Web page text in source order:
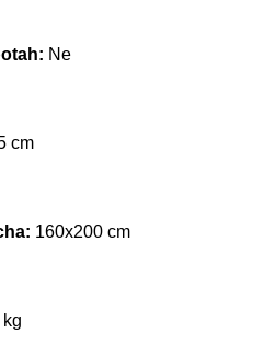
Ne
cm
160x200 cm
kg